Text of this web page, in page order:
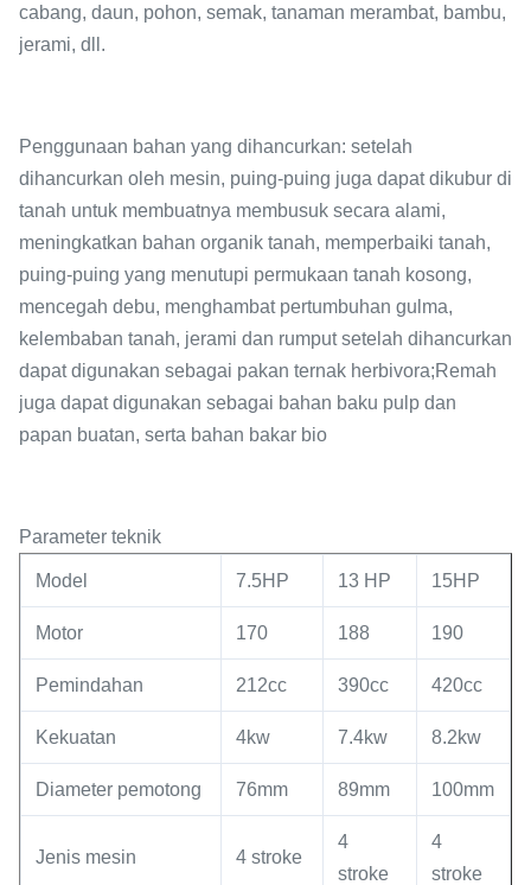
cabang, daun, pohon, semak, tanaman merambat, bambu,
jerami, dll.
Penggunaan bahan yang dihancurkan: setelah
dihancurkan oleh mesin, puing-puing juga dapat dikubur di
tanah untuk membuatnya membusuk secara alami,
meningkatkan bahan organik tanah, memperbaiki tanah,
puing-puing yang menutupi permukaan tanah kosong,
mencegah debu, menghambat pertumbuhan gulma,
kelembaban tanah, jerami dan rumput setelah dihancurkan
dapat digunakan sebagai pakan ternak herbivora;Remah
juga dapat digunakan sebagai bahan baku pulp dan
papan buatan, serta bahan bakar bio
Parameter teknik
Model 7.5HP 13 HP 15HP
Motor 170 188 190
Pemindahan 212cc 390cc 420cc
Kekuatan 4kw 7.4kw 8.2kw
Diameter pemotong 76mm 89mm 100mm
Jenis mesin 4 stroke
4
stroke
4
stroke